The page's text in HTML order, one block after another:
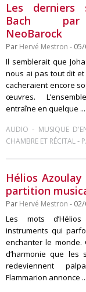
Les derniers
Bach par
NeoBarock
Par Hervé Mestron -
Il semblerait que
nous ai pas tout dit
cacheraient encore
œuvres.
entraîne en quelque ...
AUDIO - MUSIQUE
CHAMBRE ET RÉCITAL-
Hélios
partition
Par Hervé Mestron -
Les mots
instruments qui
enchanter le monde.
d’harmonie que les
redeviennent
Flammarion annonce ...